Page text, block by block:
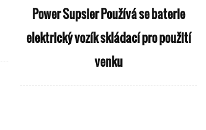
Power Supsier Používá se baterie
elektrický vozík skládací pro použití
venku